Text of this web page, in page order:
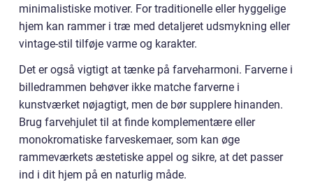
minimalistiske motiver. For traditionelle eller hyggelige
hjem kan rammer i træ med detaljeret udsmykning eller
vintage-stil tilføje varme og karakter.
Det er også vigtigt at tænke på farveharmoni. Farverne i
billedrammen behøver ikke matche farverne i
kunstværket nøjagtigt, men de bør supplere hinanden.
Brug farvehjulet til at finde komplementære eller
monokromatiske farveskemaer, som kan øge
rammeværkets æstetiske appel og sikre, at det passer
ind i dit hjem på en naturlig måde.